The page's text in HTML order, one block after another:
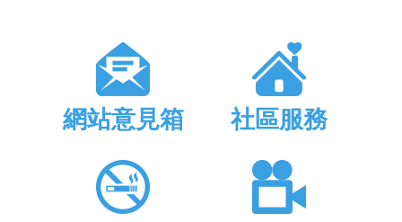
網站意見箱 社區服務